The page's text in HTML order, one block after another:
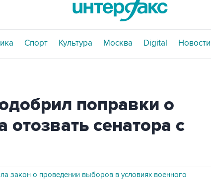
Спорт Культура Москва Digital Новости
поправки о
отозвать сенатора с
закон о проведении выборов в условиях военного